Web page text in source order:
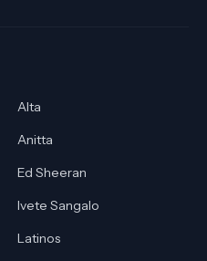
Alta
Anitta
Ed Sheeran
Ivete Sangalo
Latinos